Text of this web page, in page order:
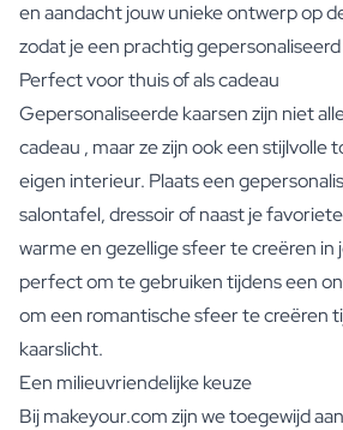
en aandacht jouw unieke ontwerp op
zodat je een prachtig
Perfect voor thuis of als cadeau
Gepersonaliseerde kaarsen zijn niet
cadeau , maar ze zijn ook een stijlvolle
eigen interieur. Plaats een
salontafel, dressoir of naast je
warme en gezellige sfeer te creëren in
perfect om te gebruiken tijdens een
om een romantische sfeer te creëren
kaarslicht.
Een milieuvriendelijke keuze
Bij makeyour.com zijn we toegewijd